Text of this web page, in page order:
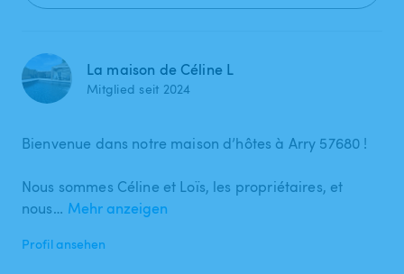
La maison de Céline L
Mitglied seit 2024
Bienvenue dans notre maison d’hôtes à Arry 57680 !
Nous sommes Céline et Loïs, les propriétaires, et
nous… Mehr anzeigen
Profil ansehen